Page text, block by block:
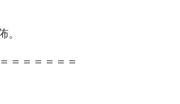
。
＝＝＝＝＝＝